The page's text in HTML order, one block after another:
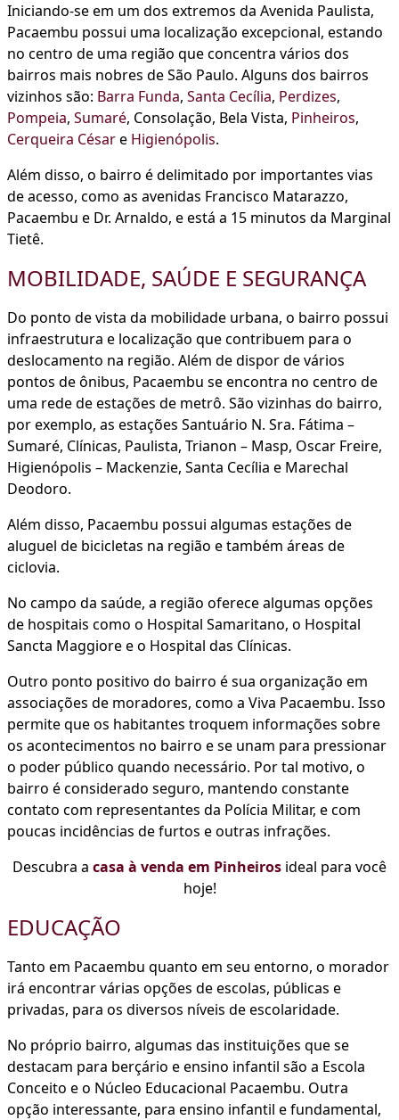
Iniciando-se em um dos extremos da Avenida Paulista,
Pacaembu possui uma localização excepcional, estando
no centro de uma região que concentra vários dos
bairros mais nobres de São Paulo. Alguns dos bairros
vizinhos são: Barra Funda, Santa Cecília, Perdizes,
Pompeia, Sumaré, Consolação, Bela Vista, Pinheiros,
Cerqueira Césare Higienópolis.
Além disso, o bairro é delimitado por importantes vias
de acesso, como as avenidas Francisco Matarazzo,
Pacaembu e Dr. Arnaldo, e está a 15 minutos da Marginal
Tietê.
MOBILIDADE, SAÚDE E SEGURANÇA
Do ponto de vista da mobilidade urbana, o bairro possui
infraestrutura e localização que contribuem para o
deslocamento na região. Além de dispor de vários
pontos de ônibus, Pacaembu se encontra no centro de
uma rede de estações de metrô. São vizinhas do bairro,
por exemplo, as estações Santuário N. Sra. Fátima –
Sumaré, Clínicas, Paulista, Trianon – Masp, Oscar Freire,
Higienópolis – Mackenzie, Santa Cecília e Marechal
Deodoro.
Além disso, Pacaembu possui algumas estações de
aluguel de bicicletas na região e também áreas de
ciclovia.
No campo da saúde, a região oferece algumas opções
de hospitais como o Hospital Samaritano, o Hospital
Sancta Maggiore e o Hospital das Clínicas.
Outro ponto positivo do bairro é sua organização em
associações de moradores, como a Viva Pacaembu. Isso
permite que os habitantes troquem informações sobre
os acontecimentos no bairro e se unam para pressionar
o poder público quando necessário. Por tal motivo, o
bairro é considerado seguro, mantendo constante
contato com representantes da Polícia Militar, e com
poucas incidências de furtos e outras infrações.
Descubra a casa à venda em Pinheiros ideal para você
hoje!
EDUCAÇÃO
Tanto em Pacaembu quanto em seu entorno, o morador
irá encontrar várias opções de escolas, públicas e
privadas, para os diversos níveis de escolaridade.
No próprio bairro, algumas das instituições que se
destacam para berçário e ensino infantil são a Escola
Conceito e o Núcleo Educacional Pacaembu. Outra
opção interessante, para ensino infantil e fundamental,